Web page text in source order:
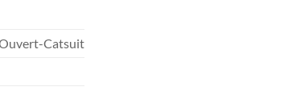
Catsuit